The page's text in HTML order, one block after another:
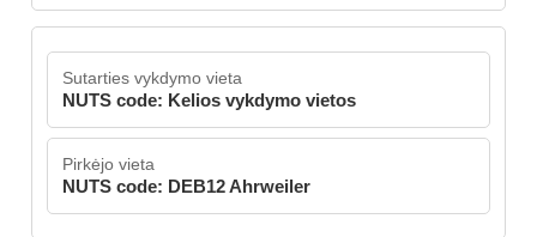
Sutarties vykdymo vieta
NUTS code: Kelios vykdymo vietos
Pirkėjo vieta
NUTS code: DEB12 Ahrweiler